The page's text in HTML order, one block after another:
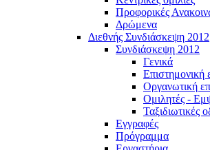
Προφορικές
Δρώμενα
Διεθνής Συνδιάσκεψη 2012
Συνδιάσκεψη 2012
Γενικά
Επιστημονική
Οργανωτική
Ομιλητές -
Ταξιδιωτικές
Εγγραφές
Πρόγραμμα